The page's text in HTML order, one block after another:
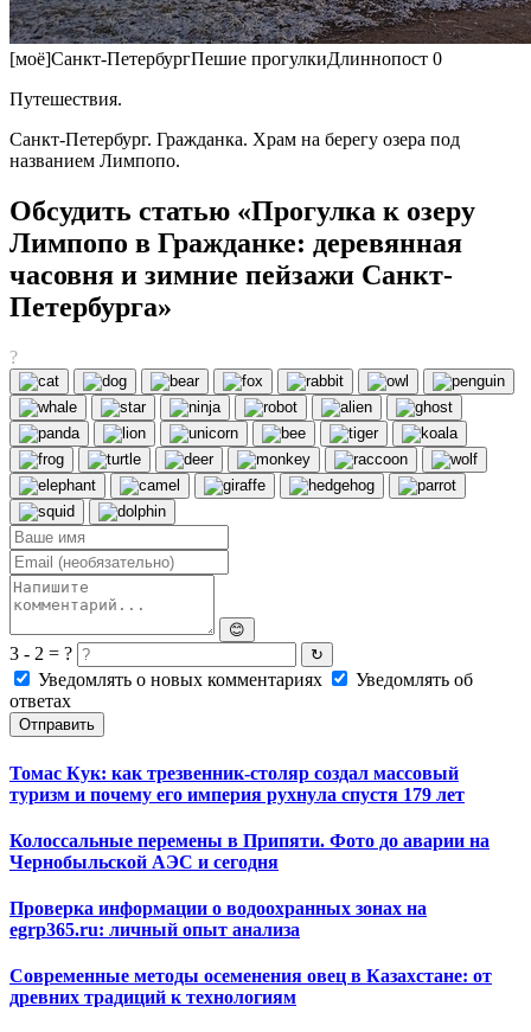
[моё]Санкт-ПетербургПешие прогулкиДлиннопост 0
Путешествия.
Санкт-Петербург. Гражданка. Храм на берегу озера под
названием Лимпопо.
Обсудить статью «Прогулка к озеру
Лимпопо в Гражданке: деревянная
часовня и зимние пейзажи Санкт-
Петербурга»
?
😊
3 - 2 = ? ↻
Уведомлять о новых комментариях
Уведомлять об
ответах
Отправить
Томас Кук: как трезвенник-столяр создал массовый
туризм и почему его империя рухнула спустя 179 лет
Колоссальные перемены в Припяти. Фото до аварии на
Чернобыльской АЭС и сегодня
Проверка информации о водоохранных зонах на
egrp365.ru: личный опыт анализа
Современные методы осеменения овец в Казахстане: от
древних традиций к технологиям